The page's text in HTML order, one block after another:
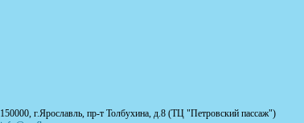
150000, г.Ярославль, пр-т Толбухина, д.8 (ТЦ "Петровский пассаж")